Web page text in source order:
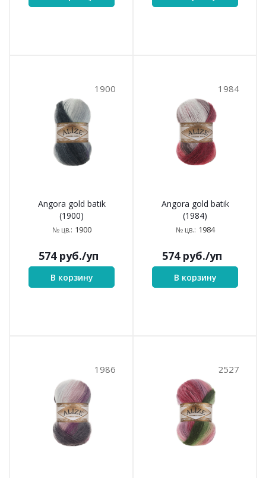
1900
Angora gold batik
(1900)
№ цв.: 1900
574руб./уп
В корзину
1984
Angora gold batik
(1984)
№ цв.: 1984
574руб./уп
В корзину
1986 2527